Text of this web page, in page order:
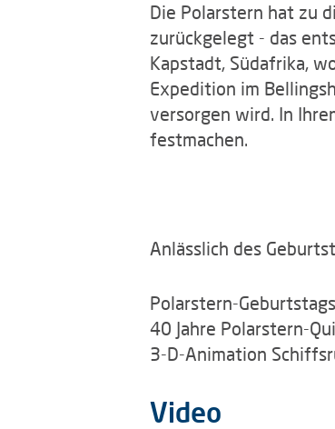
Die Polarstern hat zu
zurückgelegt - das
Kapstadt, Südafrika,
Expedition im
versorgen wird. In
festmachen.
Anlässlich des
Polarstern-
40 Jahre Polarstern-
3-D-Animation
Video